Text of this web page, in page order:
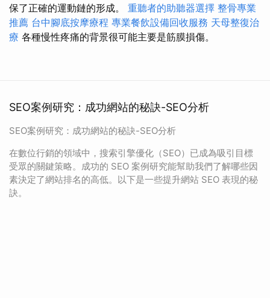
保了正確的運動鏈的形成。 重聽者的助聽器選擇 整骨專業
推薦 台中腳底按摩療程 專業餐飲設備回收服務 天母整復治
療 各種慢性疼痛的背景很可能主要是筋膜損傷。
SEO案例研究：成功網站的秘訣-SEO分析
SEO案例研究：成功網站的秘訣-SEO分析
在數位行銷的領域中，搜索引擎優化（SEO）已成為吸引目標
受眾的關鍵策略。成功的 SEO 案例研究能幫助我們了解哪些因
素決定了網站排名的高低。以下是一些提升網站 SEO 表現的秘
訣。